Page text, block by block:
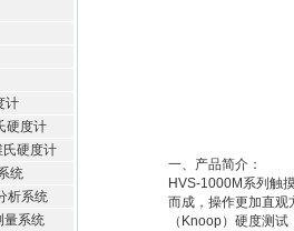
计
硬度计
氏硬度计
统
析系统
量系统
一、产品简介：
HVS-1000M系列触
而成，操作更加直
（Knoop）硬度测